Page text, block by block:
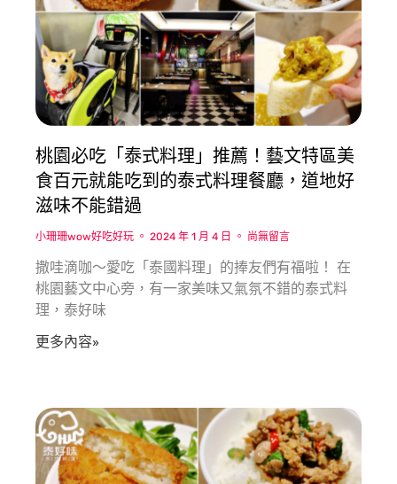
桃園必吃「泰式料理」推薦！藝文特區美
食百元就能吃到的泰式料理餐廳，道地好
滋味不能錯過
小珊珊wow好吃好玩 2024 年 1 月 4 日 尚無留言
撒哇滴咖〜愛吃「泰國料理」的捧友們有福啦！ 在
桃園藝文中心旁，有一家美味又氣氛不錯的泰式料
理，泰好味
更多內容»